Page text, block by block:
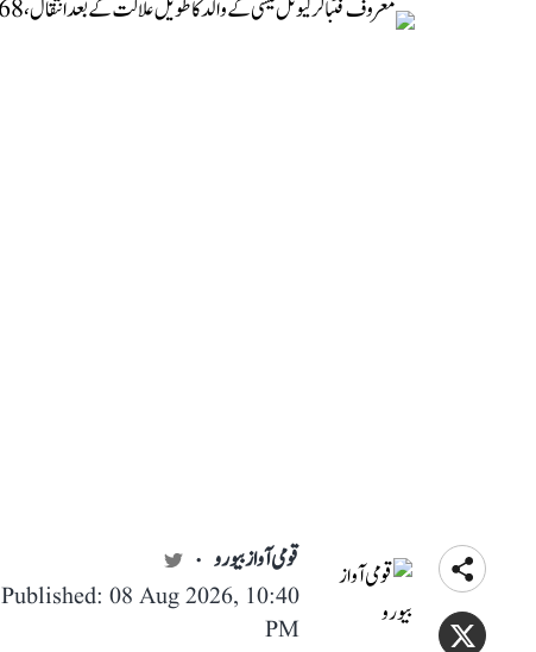
قومی آواز بیورو
Published: 08 Aug 2026, 10:40
PM